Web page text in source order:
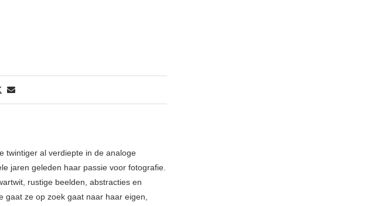
twintiger al verdiepte in de analoge
jaren geleden haar passie voor fotografie.
rustige beelden, abstracties en
gaat ze op zoek gaat naar haar eigen,